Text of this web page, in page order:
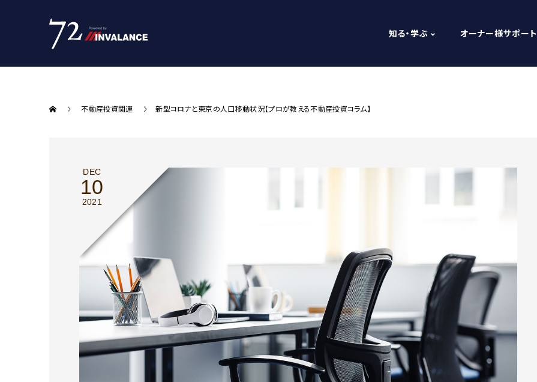
知る・学ぶ オーナー様サポート
不動産投資関連 新型コロナと東京の人口移動状況【プロが教える不動産投資コラム】
DEC
10
2021